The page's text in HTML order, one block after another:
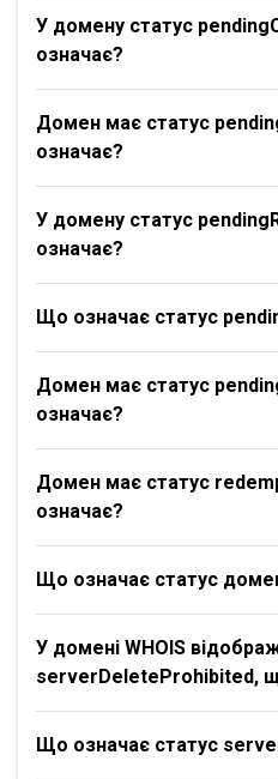
У домену статус
означає?
Домен має статус
означає?
У домену статус
означає?
Що означає статус
Домен має статус
означає?
Домен має статус
означає?
Що означає статус
У домені WHOIS
serverDeleteProhibited,
Що означає статус